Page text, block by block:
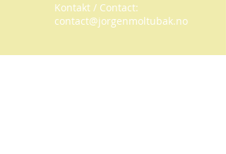
Kontakt / Contact:
contact@jorgenmoltubak.no